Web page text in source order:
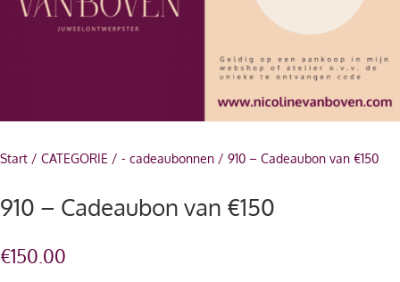
Start / CATEGORIE / - cadeaubonnen / 910 – Cadeaubon van €150
910 – Cadeaubon van €150
€150.00